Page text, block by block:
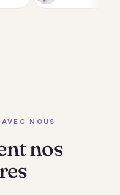
NOUS
nos